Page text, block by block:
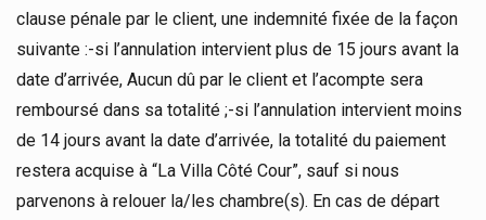
clause pénale par le client, une indemnité fixée de la façon
suivante :-si l’annulation intervient plus de 15 jours avant la
date d’arrivée, Aucun dû par le client et l’acompte sera
remboursé dans sa totalité ;-si l’annulation intervient moins
de 14 jours avant la date d’arrivée, la totalité du paiement
restera acquise à “La Villa Côté Cour”, sauf si nous
parvenons à relouer la/les chambre(s). En cas de départ